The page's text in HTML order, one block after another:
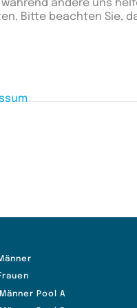
Pool A
andere uns
Bitte beachten Sie,